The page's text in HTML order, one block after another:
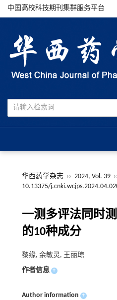
中国高校科技期刊集群服务平台
华西药学杂志 ›› 2024, Vol. 39
10.13375/
一测多评法同时
的10种成分
黎缘, 余敏灵, 王丽琼
作者信息 +
Author information +